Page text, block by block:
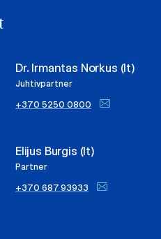
Dr. Irmantas Norkus (lt)
Juhtivpartner
+370 5250 0800
Elijus Burgis (lt)
Partner
+370 687 93933